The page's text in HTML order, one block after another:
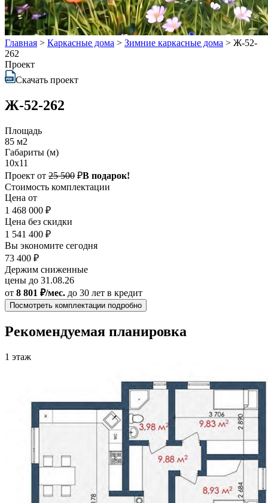
Главная > Каркасные дома > Зимние каркасные дома > Ж-52-
262
Проект
Скачать проект
Ж-52-262
Площадь
85 м2
Габариты (м)
10x11
Проект от 25 500 ₽В подарок!
Стоимость комплектации
Цена от
1 468 000 ₽
Цена без скидки
1 541 400 ₽
Вы экономите сегодня
73 400 ₽
Держим сниженные
цены до 31.08.26
от 8 801 ₽/мес. до 30 лет в кредит
Посмотреть комплектации подробно
Рекомендуемая планировка
1 этаж